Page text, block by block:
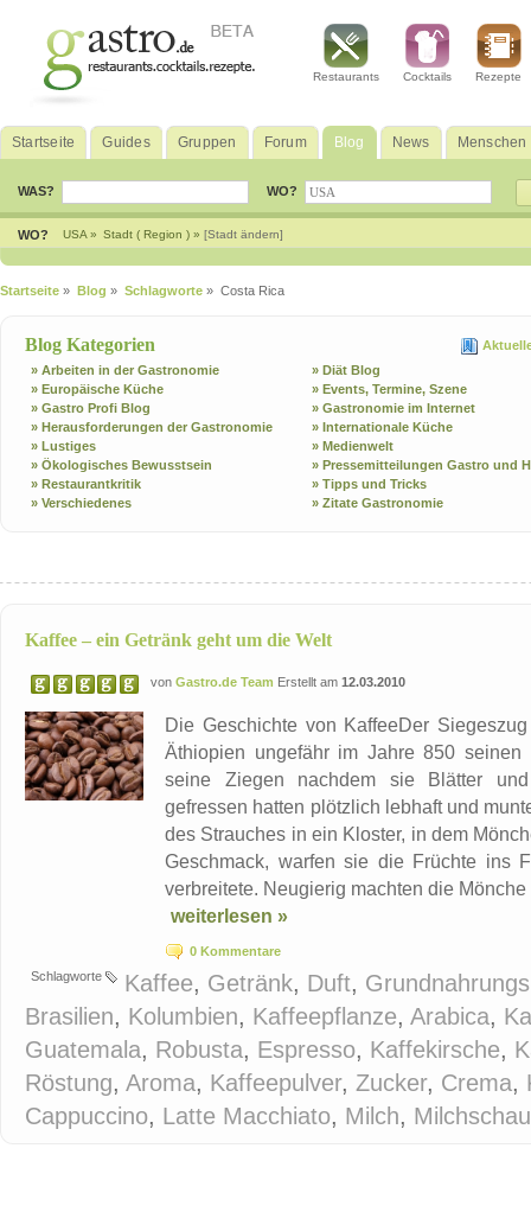
Restaurants Cocktails Rezepte
Startseite Guides Gruppen Forum Blog News Menschen
WAS? WO?
WO? USA » Stadt ( Region ) » [Stadt ändern]
Startseite » Blog » Schlagworte » Costa Rica
Blog Kategorien
» Arbeiten in der Gastronomie
» Diät Blog
» Europäische Küche
» Events, Termine, Szene
» Gastro Profi Blog
» Gastronomie im Internet
» Herausforderungen der Gastronomie
» Internationale Küche
» Lustiges
» Medienwelt
» Ökologisches Bewusstsein
» Pressemitteilungen Gastro und
» Restaurantkritik
» Tipps und Tricks
» Verschiedenes
» Zitate Gastronomie
Kaffee – ein Getränk geht um die Welt
von Gastro.de Team Erstellt am 12.03.2010
Die Geschichte von KaffeeDer
Äthiopien ungefähr im Jahre 850
seine Ziegen nachdem sie Blätter
gefressen hatten plötzlich lebhaft und
des Strauches in ein Kloster, in dem
Geschmack, warfen sie die Früchte ins
verbreitete. Neugierig machten die
weiterlesen »
0 Kommentare
Schlagworte
Kaffee, Getränk, Duft,
Brasilien, Kolumbien, Kaffeepflanze, Arabica,
Guatemala, Robusta, Espresso, Kaffekirsche,
Röstung, Aroma, Kaffeepulver, Zucker, Crema,
Cappuccino, Latte Macchiato, Milch,